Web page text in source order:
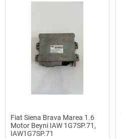
Fiat Siena Brava Marea 1.6
Motor Beyni IAW 1G7SP.71,
IAW1G7SP.71